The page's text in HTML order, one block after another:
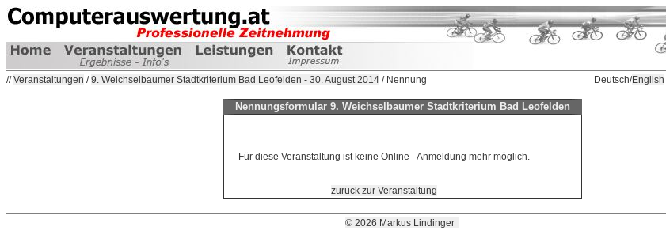
//Veranstaltungen /9. Weichselbaumer Stadtkriterium Bad Leofelden - 30. August 2014 / Nennung Deutsch/English
Nennungsformular 9. Weichselbaumer Stadtkriterium Bad Leofelden
Für diese Veranstaltung ist keine Online - Anmeldung mehr möglich.
zurück zur Veranstaltung
© 2026 Markus Lindinger